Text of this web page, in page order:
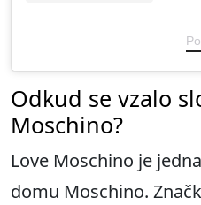
Odkud se vzalo
Moschino?
Love Moschino je
domu Moschino.